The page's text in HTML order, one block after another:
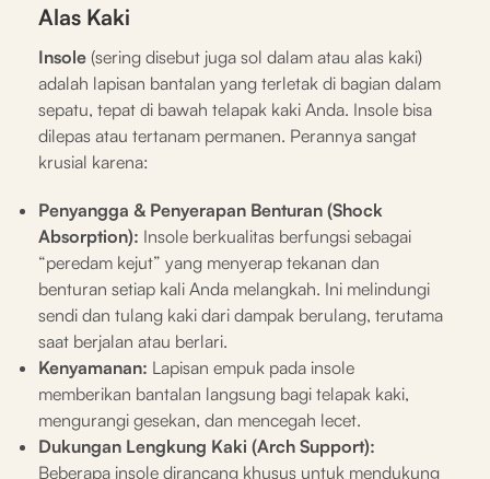
Alas Kaki
Insole (sering disebut juga sol dalam atau alas kaki)
adalah lapisan bantalan yang terletak di bagian dalam
sepatu, tepat di bawah telapak kaki Anda. Insole bisa
dilepas atau tertanam permanen. Perannya sangat
krusial karena:
Penyangga & Penyerapan Benturan (Shock
Absorption): Insole berkualitas berfungsi sebagai
“peredam kejut” yang menyerap tekanan dan
benturan setiap kali Anda melangkah. Ini melindungi
sendi dan tulang kaki dari dampak berulang, terutama
saat berjalan atau berlari.
Kenyamanan: Lapisan empuk pada insole
memberikan bantalan langsung bagi telapak kaki,
mengurangi gesekan, dan mencegah lecet.
Dukungan Lengkung Kaki (Arch Support):
Beberapa insole dirancang khusus untuk mendukung